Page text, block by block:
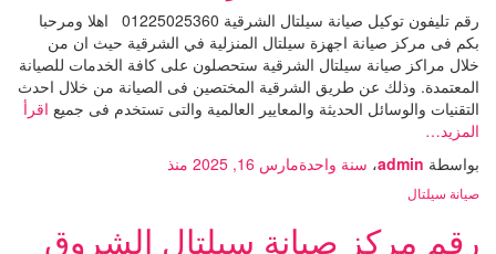
رقم تليفون توكيل صيانة سيلتال الشرقية 01225025360 اهلا ومرحبا
بكم فى مركز صيانة اجهزة سيلتال المنزلية في الشرقية حيث ان من
خلال مراكز صيانة سيلتال الشرقية ستحصلون على كافة الخدمات للصيانة
المعتمدة. وذلك عن طريق الشرقية المختصين فى الصيانة من خلال احدث
التقنيات والوسائل الحديثة والمعايير العالمية والتى تستخدم فى جميع اقرأ
المزيد…
بواسطة admin، سنة واحدةمارس 16, 2025 منذ
صيانة سيلتال
رقم مركز صيانة سيلتال الشروق